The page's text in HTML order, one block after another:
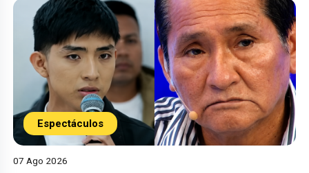
Espectáculos
07 Ago 2026